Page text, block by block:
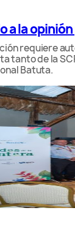
a la
requiere
tanto de la
Batuta.